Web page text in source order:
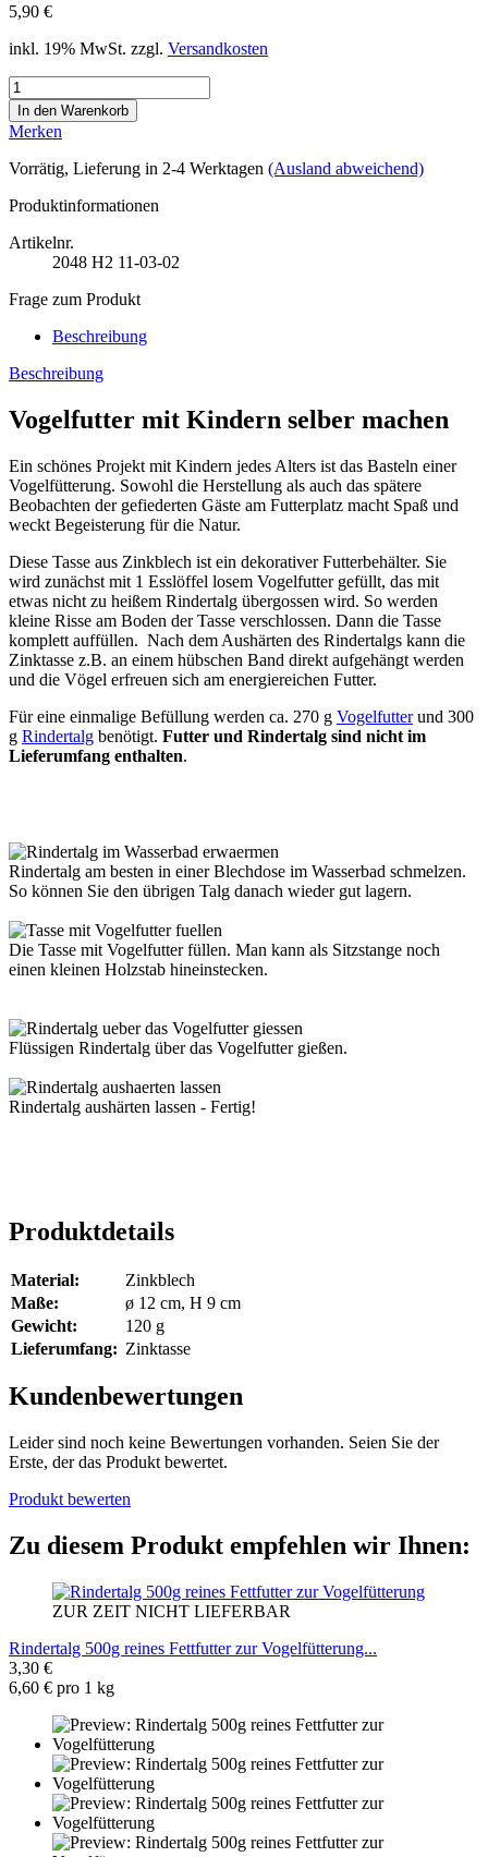
5,90 €
inkl. 19% MwSt. zzgl. Versandkosten
Merken
Vorrätig, Lieferung in 2-4 Werktagen (Ausland abweichend)
Produktinformationen
Artikelnr.
2048 H2 11-03-02
Frage zum Produkt
Beschreibung
Beschreibung
Vogelfutter mit Kindern selber machen
Ein schönes Projekt mit Kindern jedes Alters ist das Basteln einer
Vogelfütterung. Sowohl die Herstellung als auch das spätere
Beobachten der gefiederten Gäste am Futterplatz macht Spaß und
weckt Begeisterung für die Natur.
Diese Tasse aus Zinkblech ist ein dekorativer Futterbehälter. Sie
wird zunächst mit 1 Esslöffel losem Vogelfutter gefüllt, das mit
etwas nicht zu heißem Rindertalg übergossen wird. So werden
kleine Risse am Boden der Tasse verschlossen. Dann die Tasse
komplett auffüllen. Nach dem Aushärten des Rindertalgs kann die
Zinktasse z.B. an einem hübschen Band direkt aufgehängt werden
und die Vögel erfreuen sich am energiereichen Futter.
Für eine einmalige Befüllung werden ca. 270 g Vogelfutterund 300
g Rindertalg benötigt. Futter und Rindertalg sind nicht im
Lieferumfang enthalten.
Rindertalg am besten in einer Blechdose im Wasserbad schmelzen.
So können Sie den übrigen Talg danach wieder gut lagern.
Die Tasse mit Vogelfutter füllen. Man kann als Sitzstange noch
einen kleinen Holzstab hineinstecken.
Flüssigen Rindertalg über das Vogelfutter gießen.
Rindertalg aushärten lassen - Fertig!
Produktdetails
Material:
Zinkblech
Maße:
ø 12 cm, H 9 cm
Gewicht:
120 g
Lieferumfang: Zinktasse
Kundenbewertungen
Leider sind noch keine Bewertungen vorhanden. Seien Sie der
Erste, der das Produkt bewertet.
Produkt bewerten
Zu diesem Produkt empfehlen wir Ihnen:
ZUR ZEIT NICHT LIEFERBAR
Rindertalg 500g reines Fettfutter zur Vogelfütterung...
3,30 €
6,60 € pro 1 kg